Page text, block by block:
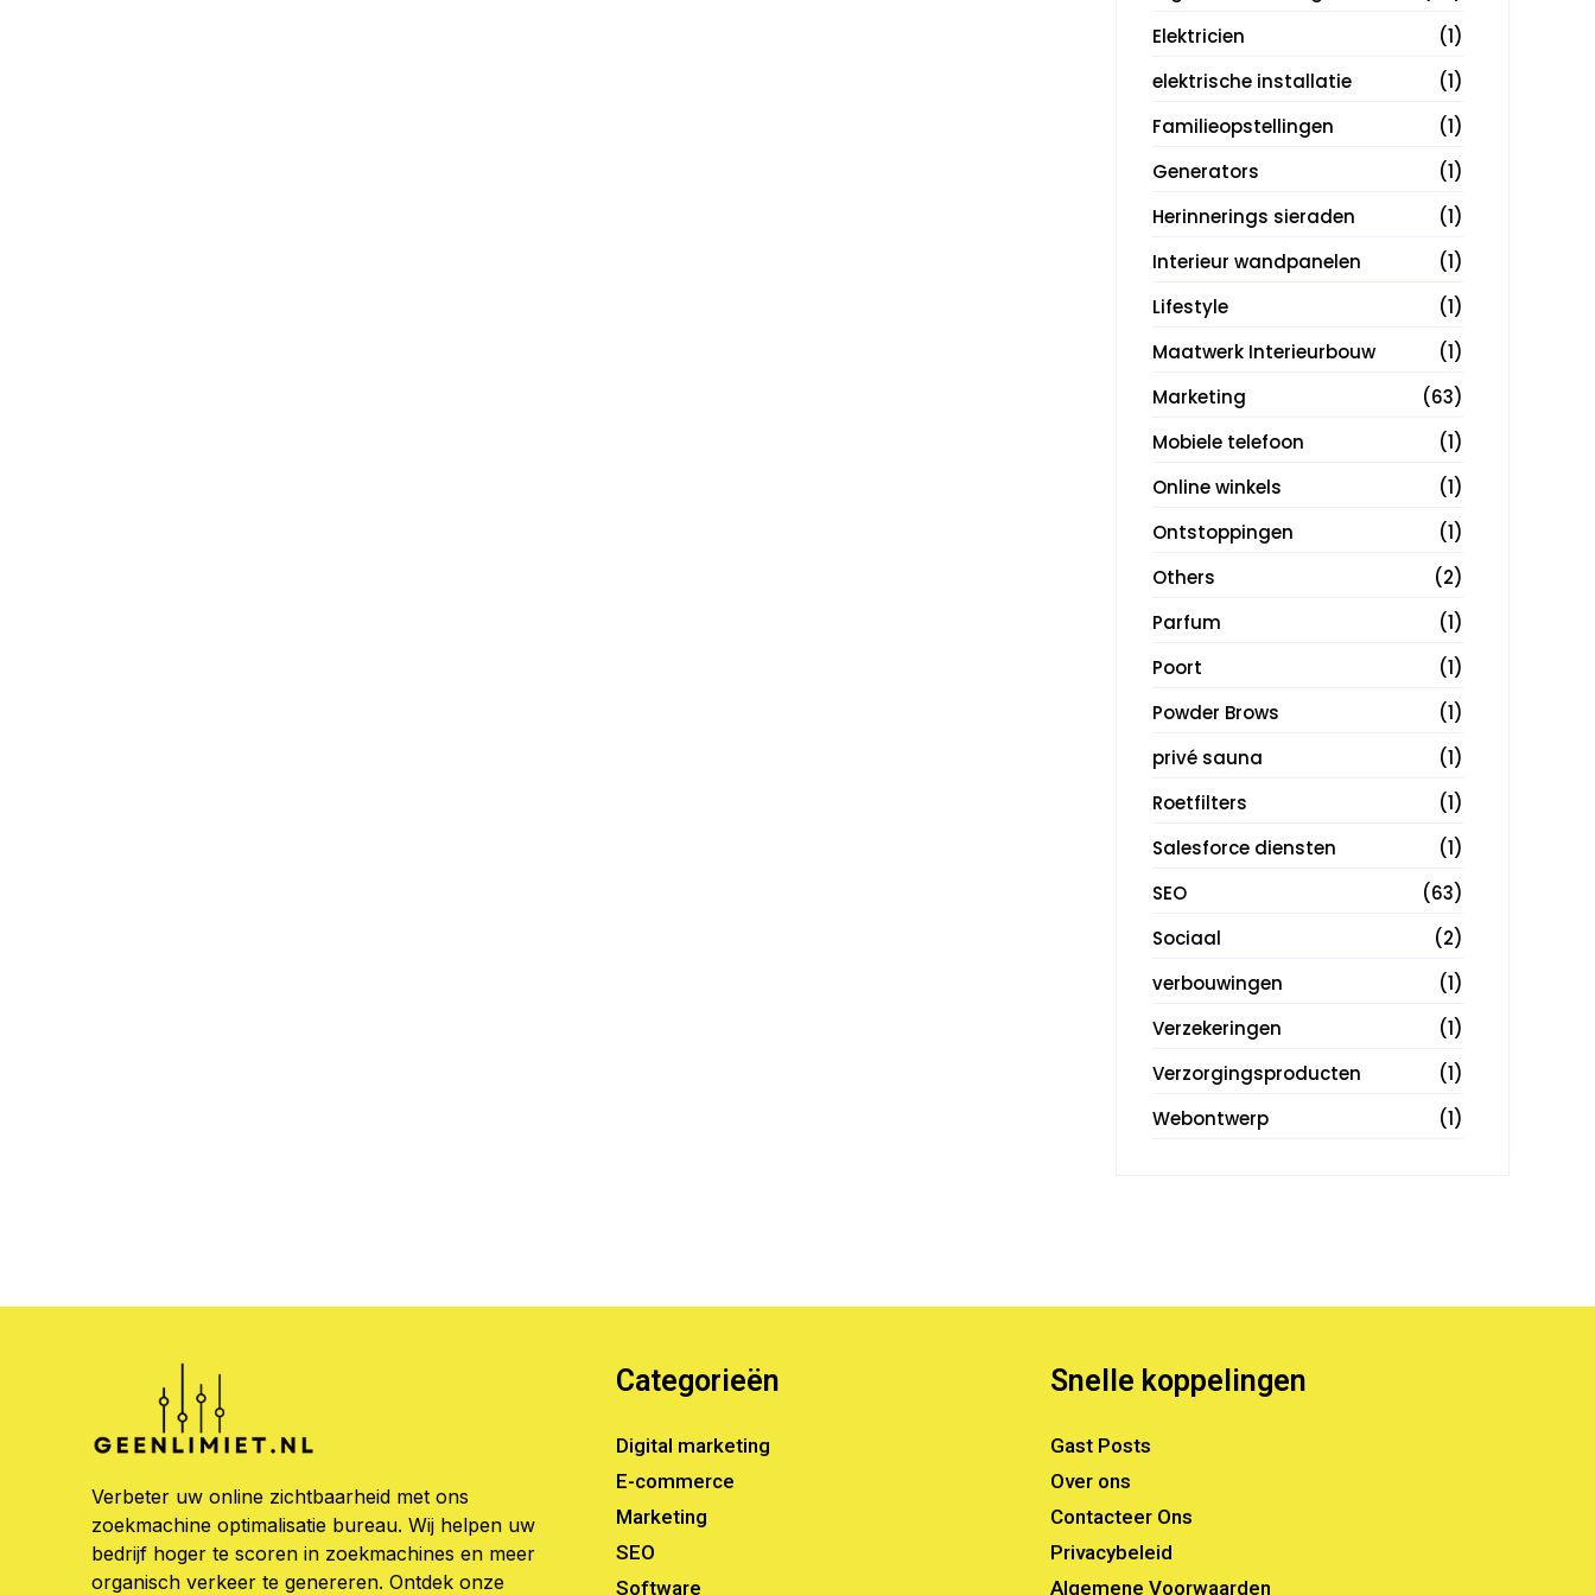
Elektricien
(1)
elektrische installatie
(1)
Familieopstellingen
(1)
Generators
(1)
Herinnerings sieraden
(1)
Interieur wandpanelen
(1)
Lifestyle
(1)
Maatwerk Interieurbouw
(1)
Marketing
(63)
Mobiele telefoon
(1)
Online winkels
(1)
Ontstoppingen
(1)
Others
(2)
Parfum
(1)
Poort
(1)
Powder Brows
(1)
privé sauna
(1)
Roetfilters
(1)
Salesforce diensten
(1)
SEO
(63)
Sociaal
(2)
verbouwingen
(1)
Verzekeringen
(1)
Verzorgingsproducten
(1)
Webontwerp
(1)
Verbeter uw online zichtbaarheid met ons
zoekmachine optimalisatie bureau. Wij helpen uw
bedrijf hoger te scoren in zoekmachines en meer
organisch verkeer te genereren. Ontdek onze
Categorieën
Digital marketing
E-commerce
Marketing
SEO
Software
Snelle koppelingen
Gast Posts
Over ons
Contacteer Ons
Privacybeleid
Algemene Voorwaarden